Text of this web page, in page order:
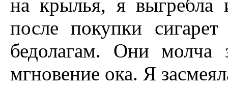
на крылья, я выгребла
после покупки
бедолагам. Они молча
мгновение ока. Я